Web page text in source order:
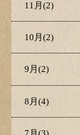
11月(2)
10月(2)
9月(2)
8月(4)
7月(3)